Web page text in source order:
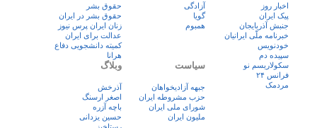
اخبار روز
پيک ايران
جنبش آذربایجان
خبرنامه ملّی ایرانیان
خودنویس
سپیده دم
سکولاریسم نو
فرانس ۲۴
مردمک
آزادگی
گویا
همبوم
حقوق بشر
حقوق بشر در ایران
زنان ايران پرس نيوز
عدالت برای ایران
کمیته دانشجویی دفاع
هرانا
سیاست
جبهه آزادیخواهان
حزب مشروطه ایران
شورای ملی ایران
ملیون ایران
وبلاگ
آذرخش
اصغر ارسنگ
باچه آزره
حسین یزدانی